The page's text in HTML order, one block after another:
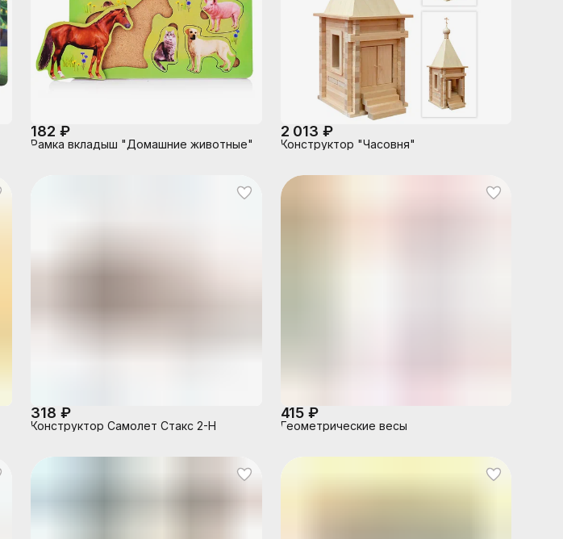
182 ₽
Рамка вкладыш "Домашние животные"
2 013 ₽
Конструктор "Часовня"
318 ₽
Конструктор Самолет Стакс 2-Н
415 ₽
Геометрические весы